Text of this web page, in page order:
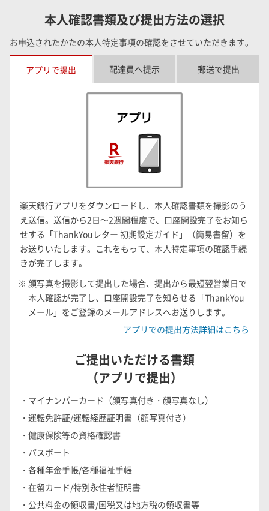
本人確認書類及び提出方法の選択
お申込されたかたの本人特定事項の確認をさせていただきます。
アプリで提出 配達員へ提示 郵送で提出
楽天銀行アプリをダウンロードし、本人確認書類を撮影のう
え送信。送信から2日～2週間程度で、口座開設完了をお知ら
せする「ThankYouレター 初期設定ガイド」（簡易書留）を
お送りいたします。これをもって、本人特定事項の確認手続
きが完了します。
※ 顔写真を撮影して提出した場合、提出から最短翌営業日で
本人確認が完了し、口座開設完了を知らせる「ThankYou
メール」をご登録のメールアドレスへお送りします。
アプリでの提出方法詳細はこちら
ご提出いただける書類
（アプリで提出）
・マイナンバーカード（顔写真付き・顔写真なし）
・運転免許証/運転経歴証明書（顔写真付き）
・健康保険等の資格確認書
・パスポート
・各種年金手帳/各種福祉手帳
・在留カード/特別永住者証明書
・公共料金の領収書/国税又は地方税の領収書等